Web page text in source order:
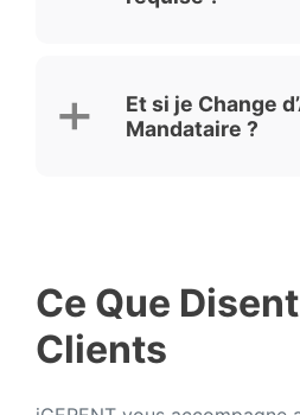
Et si je Change
Mandataire ?
Ce Que
Clients